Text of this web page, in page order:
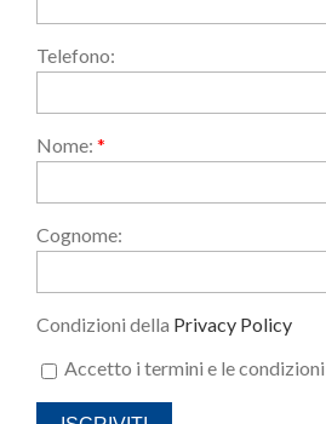
Telefono:
Nome: *
Cognome:
Condizioni della Privacy Policy
Accetto i termini e le condizioni